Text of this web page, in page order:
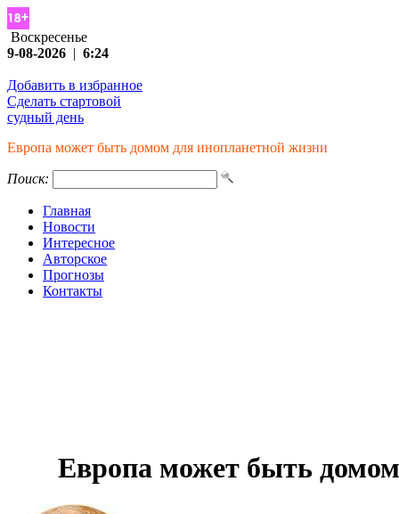
Воскресенье
9-08-2026 | 6:24
Добавить в избранное
Сделать стартовой
судный день
Европа может быть домом для инопланетной жизни
Поиск:
Главная
Новости
Интересное
Авторское
Прогнозы
Контакты
Европа может быть